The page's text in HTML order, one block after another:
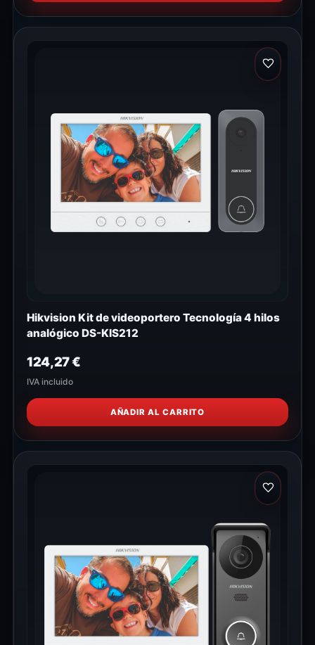
Hikvision Kit de videoportero Tecnología 4 hilos
analógico DS-KIS212
124,27€
IVA incluido
AÑADIR AL CARRITO